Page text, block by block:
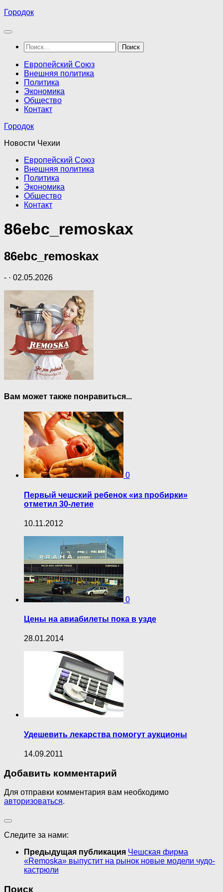
Перейти
содержимому
Городок
Найти:
Европейский Союз
Внешняя политика
Политика
Экономика
Общество
Контакт
Городок
Новости Чехии
Европейский Союз
Внешняя политика
Политика
Экономика
Общество
Контакт
86ebc_remoskax
86ebc_remoskax
- · 02.05.2026
Вам может также понравиться...
0
Первый чешский ребенок «из пробирки»
отметил 30-летие
10.11.2012
0
Цены на авиабилеты пока в узде
28.01.2014
Удешевить лекарства помогут аукционы
14.09.2011
Добавить комментарий
Для отправки комментария вам необходимо
авторизоваться.
Следите за нами:
Предыдущая публикация Чешская фирма
«Remoska» выпустит на рынок новые модели чудо-
кастрюли
Поиск